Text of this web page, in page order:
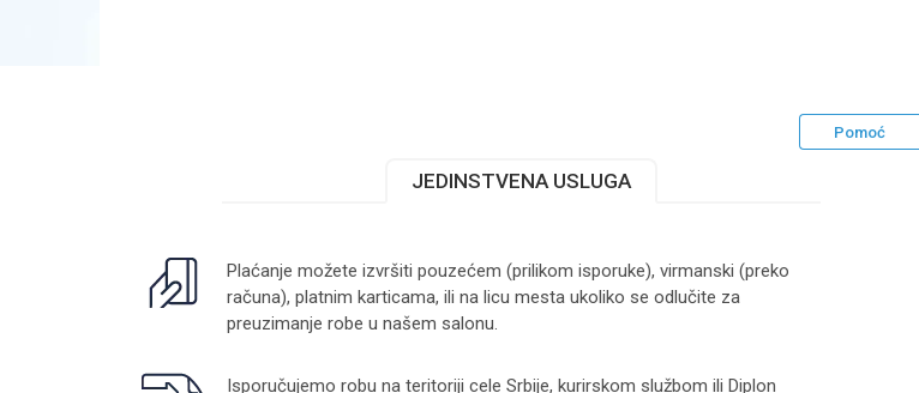
Pomoć
JEDINSTVENA USLUGA
Plaćanje možete izvršiti pouzećem (prilikom isporuke), virmanski (preko
računa), platnim karticama, ili na licu mesta ukoliko se odlučite za
preuzimanje robe u našem salonu.
Isporučujemo robu na teritoriji cele Srbije, kurirskom službom ili Diplon